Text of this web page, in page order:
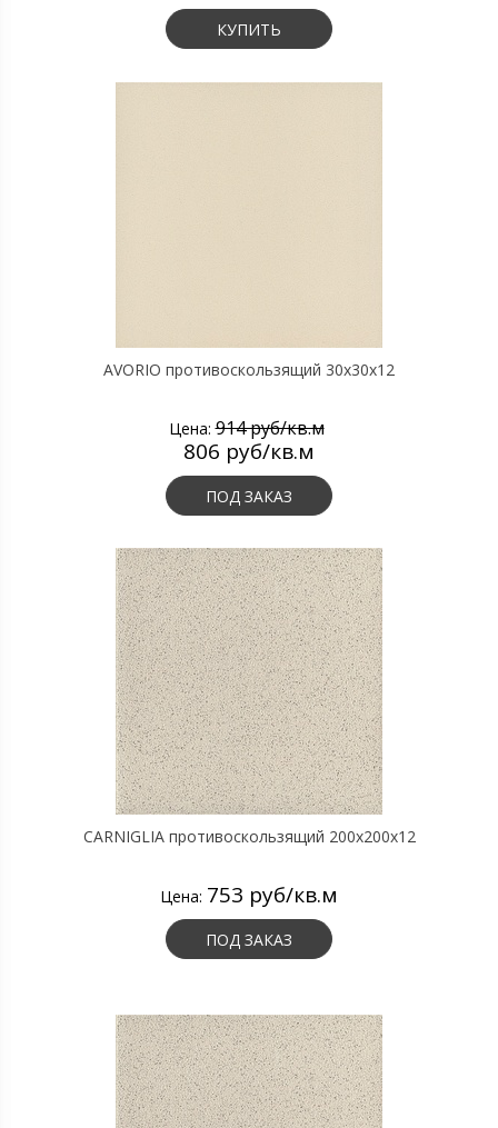
КУПИТЬ
AVORIO противоскользящий 30х30х12
Цена:914 руб/кв.м
806 руб/кв.м
ПОД ЗАКАЗ
CARNIGLIA противоскользящий 200х200х12
Цена: 753 руб/кв.м
ПОД ЗАКАЗ